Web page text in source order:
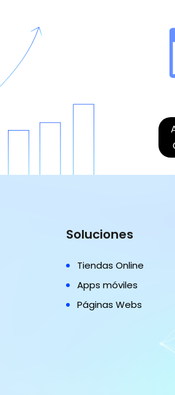
Soluciones
Tiendas Online
Apps móviles
Páginas Webs